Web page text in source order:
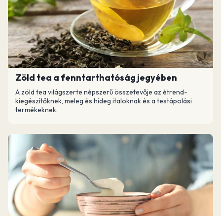
Zöld tea a fenntarthatóság jegyében
A zöld tea világszerte népszerű összetevője az étrend-
kiegészítőknek, meleg és hideg italoknak és a testápolási
termékeknek.